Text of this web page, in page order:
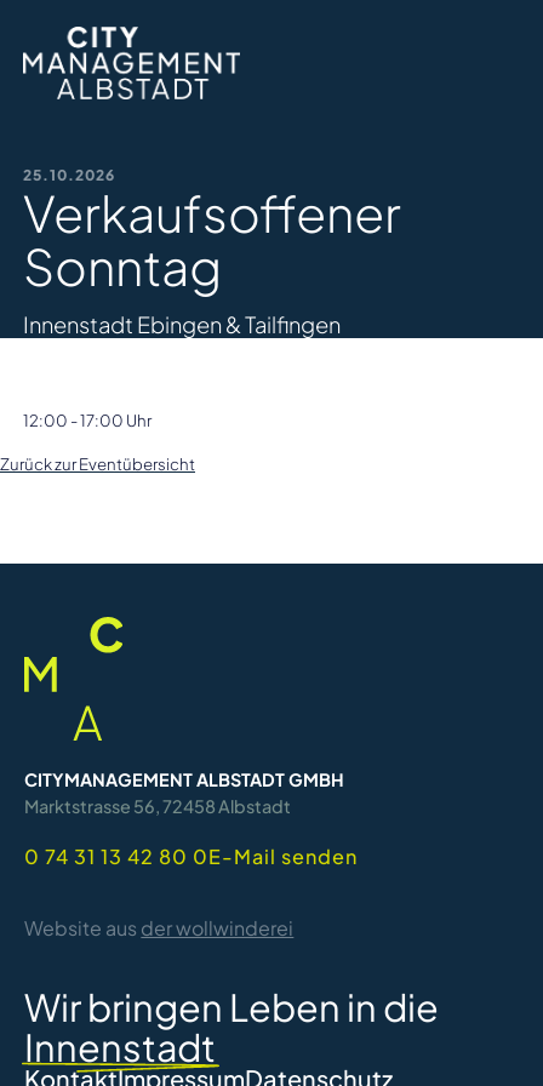
25.10.2026
Verkaufsoffener
Sonntag
Innenstadt Ebingen & Tailfingen
12:00 - 17:00 Uhr
Zurück zur Eventübersicht
CITYMANAGEMENT ALBSTADT GMBH
Marktstrasse 56, 72458 Albstadt
0 74 31 13 42 80 0E-Mail senden
Website aus der wollwinderei
Wir bringen Leben in die
Innenstadt
KontaktImpressumDatenschutz